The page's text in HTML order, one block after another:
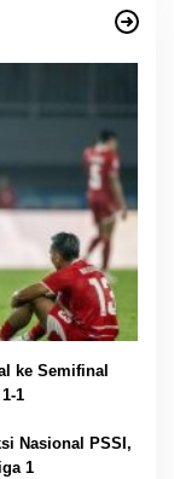
ke Semifinal
1
Nasional PSSI,
1